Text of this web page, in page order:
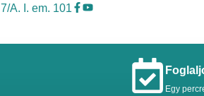
A. I. em. 101
Egy